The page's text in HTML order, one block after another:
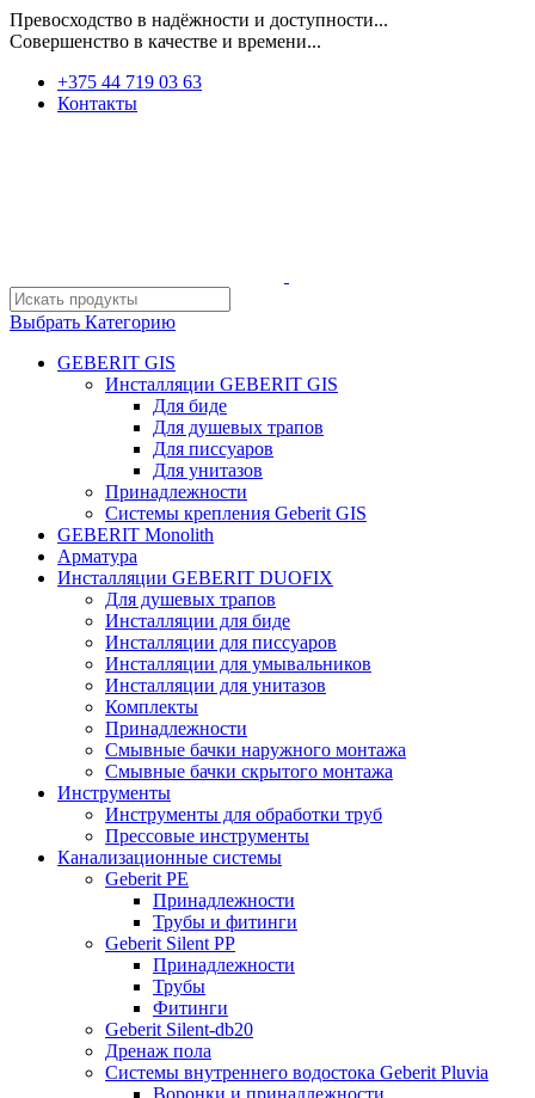
Превосходство в надёжности и доступности...
Совершенство в качестве и времени...
+375 44 719 03 63
Контакты
Выбрать Категорию
GEBERIT GIS
Инсталляции GEBERIT GIS
Для биде
Для душевых трапов
Для писсуаров
Для унитазов
Принадлежности
Системы крепления Geberit GIS
GEBERIT Monolith
Арматура
Инсталляции GEBERIT DUOFIX
Для душевых трапов
Инсталляции для биде
Инсталляции для писсуаров
Инсталляции для умывальников
Инсталляции для унитазов
Комплекты
Принадлежности
Смывные бачки наружного монтажа
Смывные бачки скрытого монтажа
Инструменты
Инструменты для обработки труб
Прессовые инструменты
Канализационные системы
Geberit PE
Принадлежности
Трубы и фитинги
Geberit Silent PP
Принадлежности
Трубы
Фитинги
Geberit Silent-db20
Дренаж пола
Системы внутреннего водостока Geberit Pluvia
Воронки и принадлежности